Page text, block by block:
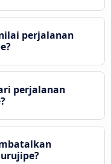
perjalanan
perjalanan